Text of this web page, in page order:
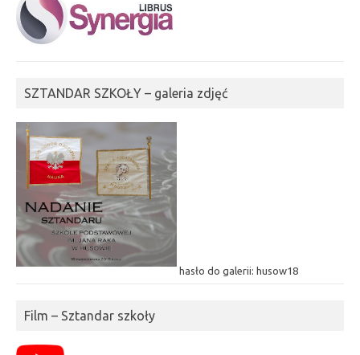
SZTANDAR SZKOŁY – galeria zdjęć
hasło do galerii: husow18
Film – Sztandar szkoły